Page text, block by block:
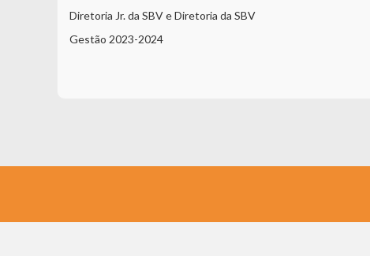
Diretoria Jr. da SBV e Diretoria da SBV
Gestão 2023-2024